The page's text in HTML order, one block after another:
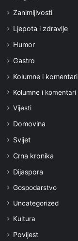
Zanimljivosti
Ljepota i zdravlje
Humor
Gastro
Kolumne i komentari
Kolumne i komentari
Vijesti
Domovina
Svijet
Crna kronika
Dijaspora
Gospodarstvo
Uncategorized
Kultura
Povijest